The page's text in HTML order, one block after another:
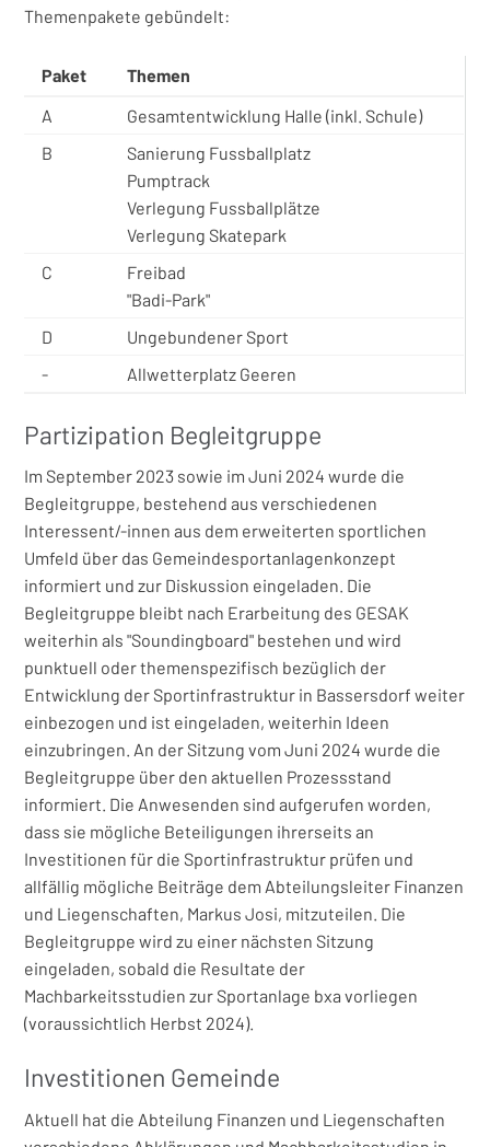
Themenpakete gebündelt:
Paket
Themen
A
Gesamtentwicklung Halle (inkl. Schule)
B
Sanierung Fussballplatz
Pumptrack
Verlegung Fussballplätze
Verlegung Skatepark
C
Freibad
"Badi-Park"
D
Ungebundener Sport
-
Allwetterplatz Geeren
Partizipation Begleitgruppe
Im September 2023 sowie im Juni 2024 wurde die
Begleitgruppe, bestehend aus verschiedenen
Interessent/-innen aus dem erweiterten sportlichen
Umfeld über das Gemeindesportanlagenkonzept
informiert und zur Diskussion eingeladen. Die
Begleitgruppe bleibt nach Erarbeitung des GESAK
weiterhin als "Soundingboard" bestehen und wird
punktuell oder themenspezifisch bezüglich der
Entwicklung der Sportinfrastruktur in Bassersdorf weiter
einbezogen und ist eingeladen, weiterhin Ideen
einzubringen. An der Sitzung vom Juni 2024 wurde die
Begleitgruppe über den aktuellen Prozessstand
informiert. Die Anwesenden sind aufgerufen worden,
dass sie mögliche Beteiligungen ihrerseits an
Investitionen für die Sportinfrastruktur prüfen und
allfällig mögliche Beiträge dem Abteilungsleiter Finanzen
und Liegenschaften, Markus Josi, mitzuteilen. Die
Begleitgruppe wird zu einer nächsten Sitzung
eingeladen, sobald die Resultate der
Machbarkeitsstudien zur Sportanlage bxa vorliegen
(voraussichtlich Herbst 2024).
Investitionen Gemeinde
Aktuell hat die Abteilung Finanzen und Liegenschaften